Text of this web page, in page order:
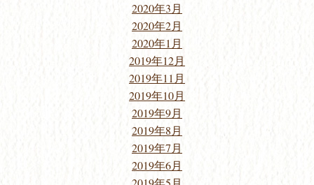
2020年3月
2020年2月
2020年1月
2019年12月
2019年11月
2019年10月
2019年9月
2019年8月
2019年7月
2019年6月